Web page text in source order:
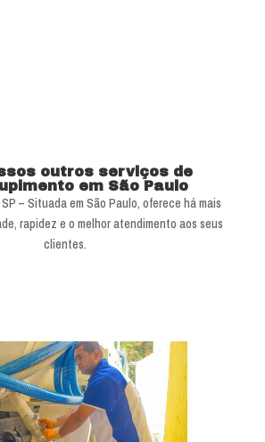
outros serviços de
em São Paulo
– Situada em São Paulo, oferece há mais
rapidez e o melhor atendimento aos seus
clientes.